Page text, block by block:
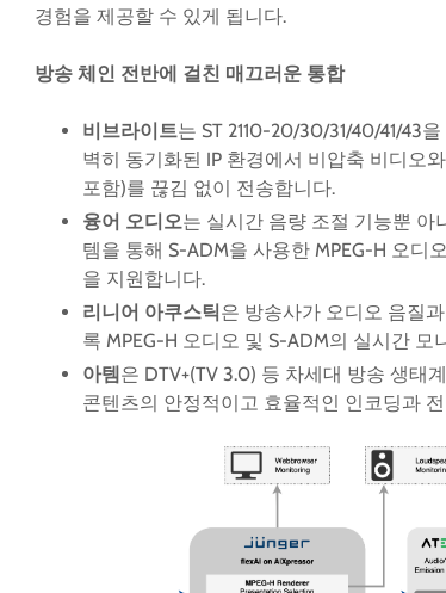
경험을 제공할 수 있게 됩니다.
방송 체인 전반에 걸친 매끄러운 통합
비브라이트는 ST 2110-20/30/31/40/41/43
벽히 동기화된 IP 환경에서 비압축 비디오
포함)를 끊김 없이 전송합니다.
융어 오디오는 실시간 음량 조절 기능뿐 아
템을 통해 S-ADM을 사용한 MPEG-H 오디
을 지원합니다.
리니어 아쿠스틱은 방송사가 오디오 음질
록 MPEG-H 오디오 및 S-ADM의 실시간
아템은 DTV+(TV 3.0) 등 차세대 방송 생태
콘텐츠의 안정적이고 효율적인 인코딩과